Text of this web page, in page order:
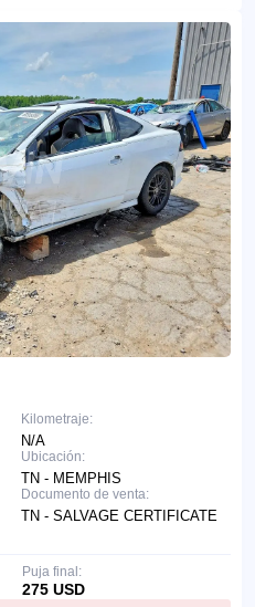
Kilometraje:
N/A
Ubicación:
TN - MEMPHIS
Documento de venta:
TN - SALVAGE CERTIFICATE
Puja final:
275 USD